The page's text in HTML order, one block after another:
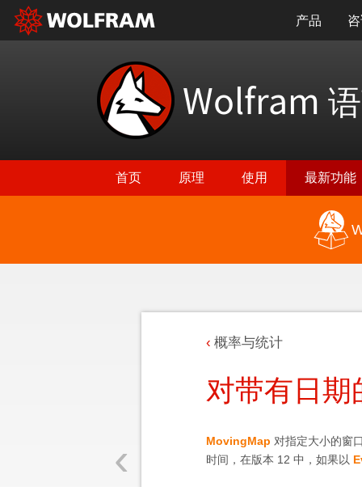
产品
Wolfram
首页 原理 使用 最新功能
‹
概率与统计
对带有日
MovingMap 对指定大小的窗
时间，在版本 12 中，如果以